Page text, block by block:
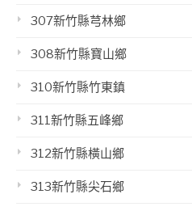
307新竹縣芎林鄉
308新竹縣寶山鄉
310新竹縣竹東鎮
311新竹縣五峰鄉
312新竹縣橫山鄉
313新竹縣尖石鄉